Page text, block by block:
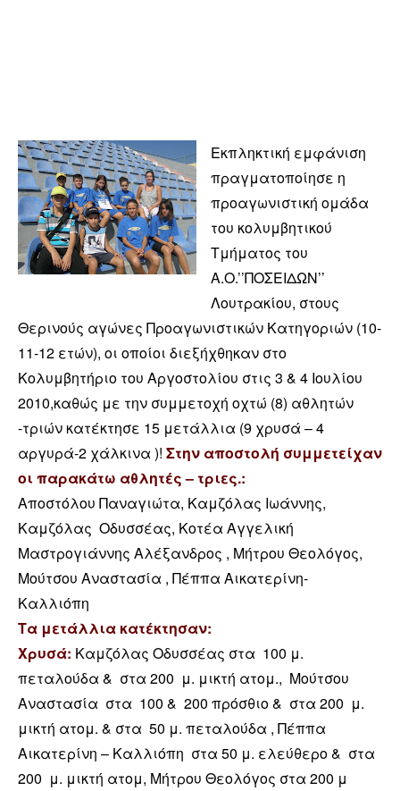
Εκπληκτική εμφάνιση
πραγματοποίησε η
προαγωνιστική ομάδα
του κολυμβητικού
Τμήματος του
Α.Ο.’’ΠΟΣΕΙΔΩΝ’’
Λουτρακίου, στους
Θερινούς αγώνες Προαγωνιστικών Κατηγοριών (10-
11-12 ετών), οι οποίοι διεξήχθηκαν στο
Κολυμβητήριο του Αργοστολίου στις 3 & 4 Ιουλίου
2010,καθώς με την συμμετοχή οχτώ (8) αθλητών
-τριών κατέκτησε 15 μετάλλια (9 χρυσά – 4
αργυρά-2 χάλκινα )! Στην αποστολή συμμετείχαν
οι παρακάτω αθλητές – τριες.:
Αποστόλου Παναγιώτα, Καμζόλας Ιωάννης,
Καμζόλας Οδυσσέας, Κοτέα Αγγελική
Μαστρογιάννης Αλέξανδρος , Μήτρου Θεολόγος,
Μούτσου Αναστασία , Πέππα Αικατερίνη-
Καλλιόπη
Τα μετάλλια κατέκτησαν:
Χρυσά: Καμζόλας Οδυσσέας στα 100 μ.
πεταλούδα & στα 200 μ. μικτή ατομ., Μούτσου
Αναστασία στα 100 & 200 πρόσθιο & στα 200 μ.
μικτή ατομ. & στα 50 μ. πεταλούδα , Πέππα
Αικατερίνη – Καλλιόπη στα 50 μ. ελεύθερο & στα
200 μ. μικτή ατομ, Μήτρου Θεολόγος στα 200 μ